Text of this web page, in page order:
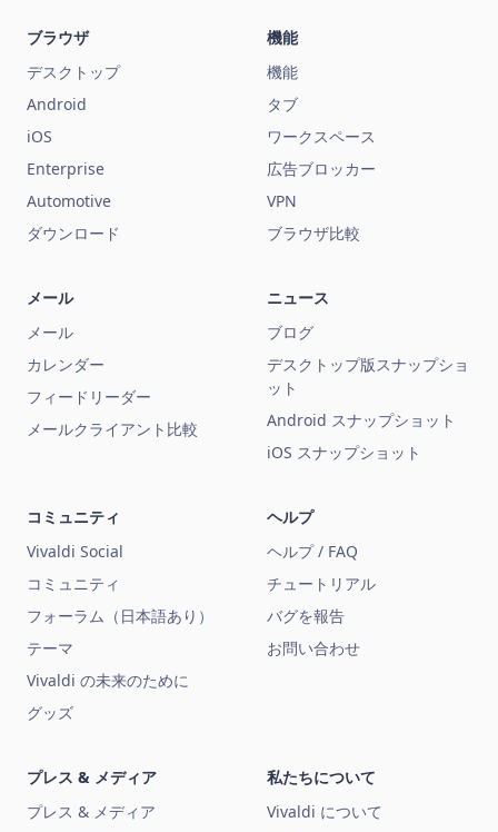
ブラウザ
デスクトップ
Android
iOS
Enterprise
Automotive
ダウンロード
機能
機能
タブ
ワークスペース
広告ブロッカー
VPN
ブラウザ比較
メール
メール
カレンダー
フィードリーダー
メールクライアント比較
ニュース
ブログ
デスクトップ版スナップショ
ット
Android スナップショット
iOS スナップショット
コミュニティ
Vivaldi Social
コミュニティ
フォーラム（日本語あり）
テーマ
Vivaldi の未来のために
グッズ
ヘルプ
ヘルプ / FAQ
チュートリアル
バグを報告
お問い合わせ
プレス & メディア
プレス & メディア
私たちについて
Vivaldi について